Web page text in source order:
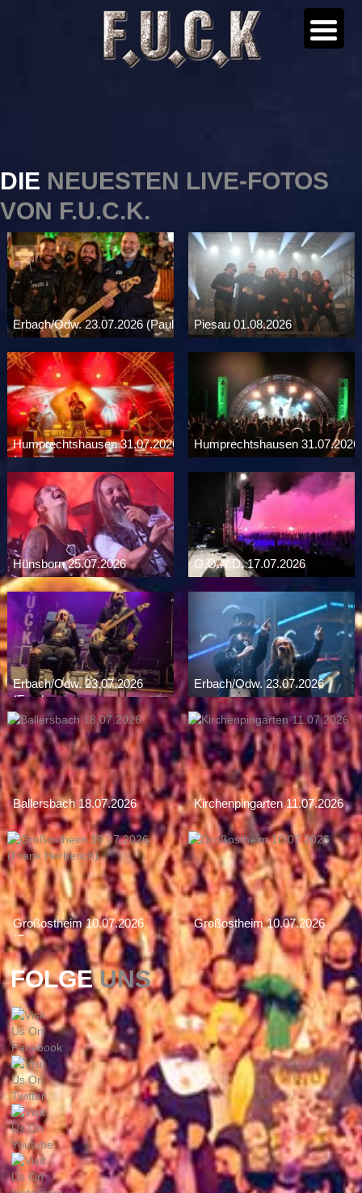
DIE NEUESTEN LIVE-FOTOS
VON F.U.C.K.
Erbach/Odw. 23.07.2026 (Paul
...
Piesau 01.08.2026
Humprechtshausen 31.07.2026
(...
Humprechtshausen 31.07.2026
Hünsborn 25.07.2026 G.O.N.D. 17.07.2026
Erbach/Odw. 23.07.2026
(Frank...
Erbach/Odw. 23.07.2026
Ballersbach 18.07.2026 Kirchenpingarten 11.07.2026
Großostheim 10.07.2026
(Fran...
Großostheim 10.07.2026
FOLGEUNS